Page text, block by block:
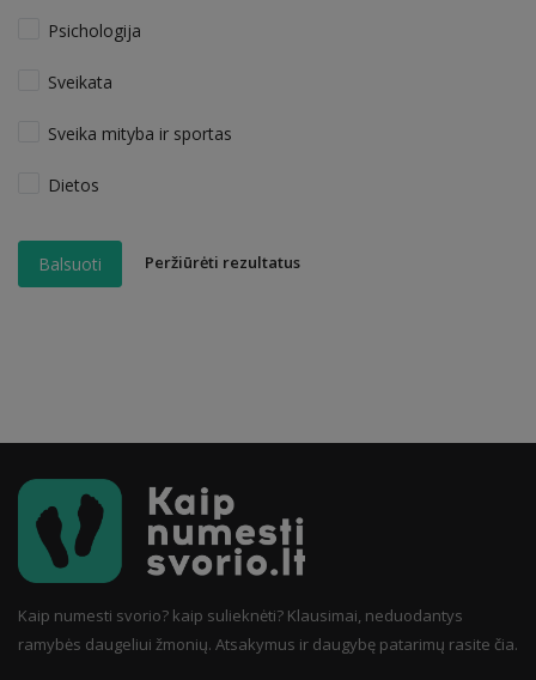
Psichologija
Sveikata
Sveika mityba ir sportas
Dietos
Balsuoti Peržiūrėti rezultatus
Kaip numesti svorio? kaip sulieknėti? Klausimai, neduodantys
ramybės daugeliui žmonių. Atsakymus ir daugybę patarimų rasite čia.